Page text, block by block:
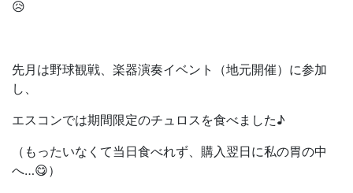
😥
先月は野球観戦、楽器演奏イベント（地元開催）に参加
し、
エスコンでは期間限定のチュロスを食べました♪
（もったいなくて当日食べれず、購入翌日に私の胃の中
へ…😋）